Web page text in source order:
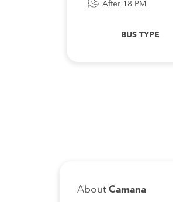
After 18 PM
BUS TYPE
About Camana